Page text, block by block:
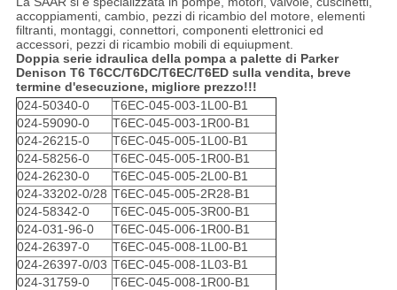
accoppiamenti, cambio, pezzi di ricambio del motore, elementi
filtranti, montaggi, connettori, componenti elettronici ed
accessori, pezzi di ricambio mobili di equiupment.
Doppia serie idraulica della pompa a palette di Parker
Denison T6 T6CC/T6DC/T6EC/T6ED sulla vendita, breve
termine d'esecuzione, migliore prezzo!!!
024-50340-0
T6EC-045-003-1L00-B1
024-59090-0
T6EC-045-003-1R00-B1
024-26215-0
T6EC-045-005-1L00-B1
024-58256-0
T6EC-045-005-1R00-B1
024-26230-0
T6EC-045-005-2L00-B1
024-33202-0/28 T6EC-045-005-2R28-B1
024-58342-0
T6EC-045-005-3R00-B1
024-031-96-0
T6EC-045-006-1R00-B1
024-26397-0
T6EC-045-008-1L00-B1
024-26397-0/03 T6EC-045-008-1L03-B1
024-31759-0
T6EC-045-008-1R00-B1